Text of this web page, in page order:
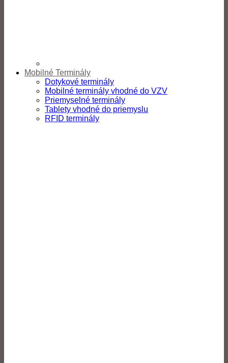
Mobilné Terminály
Dotykové terminály
Mobilné terminály vhodné do VZV
Priemyselné terminály
Tablety vhodné do priemyslu
RFID terminály